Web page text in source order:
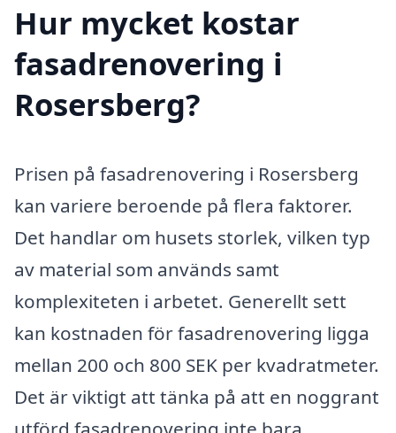
Hur mycket kostar
fasadrenovering i
Rosersberg?
Prisen på fasadrenovering i Rosersberg
kan variere beroende på flera faktorer.
Det handlar om husets storlek, vilken typ
av material som används samt
komplexiteten i arbetet. Generellt sett
kan kostnaden för fasadrenovering ligga
mellan 200 och 800 SEK per kvadratmeter.
Det är viktigt att tänka på att en noggrant